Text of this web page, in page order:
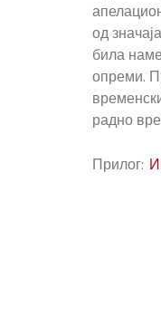
од
била
опреми.
радно
Прилог: